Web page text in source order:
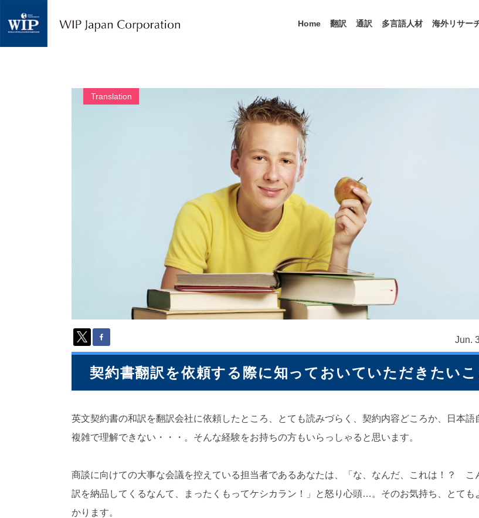
P
調
査
人
材
派
遣
の
言
ー
ス
3
9
言
2
Home 翻訳 通訳 多言語人材 海外リサー
Translation
Jun.
契約書翻訳を依頼する際に知っておいていただきたいこ
英文契約書の和訳を翻訳会社に依頼したところ、とても読みづらく、契約内容どころか、日本語
複雑で理解できない・・・。そんな経験をお持ちの方もいらっしゃると思います。
商談に向けての大事な会議を控えている担当者であるあなたは、「な、なんだ、これは！？ こ
訳を納品してくるなんて、まったくもってケシカラン！」と怒り心頭…。そのお気持ち、とても
かります。